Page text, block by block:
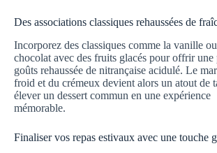
Des associations classiques rehaussées de
Incorporez des classiques comme la vanille
chocolat avec des fruits glacés pour offrir une
goûts rehaussée de nitrançaise acidulé. Le
froid et du crémeux devient alors un atout de
élever un dessert commun en une expérience
mémorable.
Finaliser vos repas estivaux avec une touche